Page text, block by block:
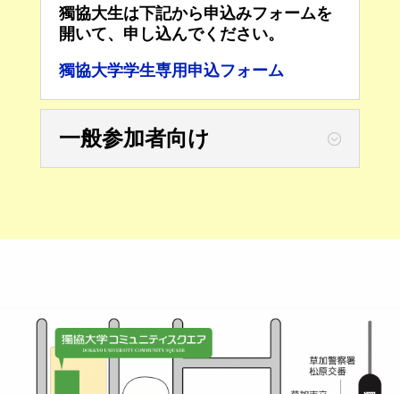
獨協大生は下記から申込みフォームを
開いて、申し込んでください。
獨協大学学生専用申込フォーム
一般参加者向け